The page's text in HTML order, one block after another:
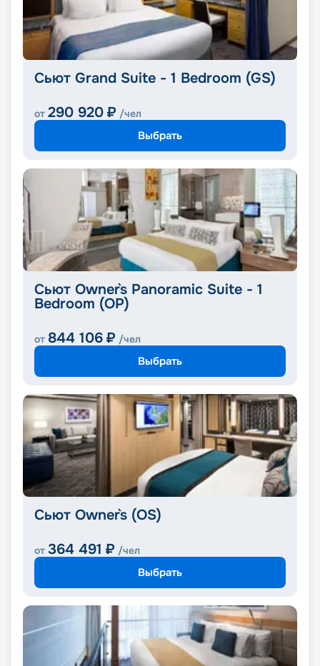
Сьют Grand Suite - 1 Bedroom (GS)
от 290 920 ₽ /чел
Выбрать
Сьют Owner`s Panoramic Suite - 1
Bedroom (OP)
от 844 106 ₽ /чел
Выбрать
Сьют Owner`s (OS)
от 364 491 ₽ /чел
Выбрать